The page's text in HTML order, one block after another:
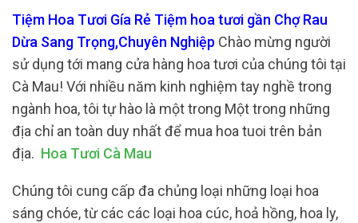
Tiệm Hoa Tươi Gía Rẻ Tiệm hoa tươi gần Chợ Rau
Dừa Sang Trọng,Chuyên Nghiệp Chào mừng người
sử dụng tới mang cửa hàng hoa tươi của chúng tôi tại
Cà Mau! Với nhiều năm kinh nghiệm tay nghề trong
ngành hoa, tôi tự hào là một trong Một trong những
địa chỉ an toàn duy nhất để mua hoa tuoi trên bản
địa. Hoa Tươi Cà Mau
Chúng tôi cung cấp đa chủng loại những loại hoa
sáng chóe, từ các các loại hoa cúc, hoả hồng, hoa ly,